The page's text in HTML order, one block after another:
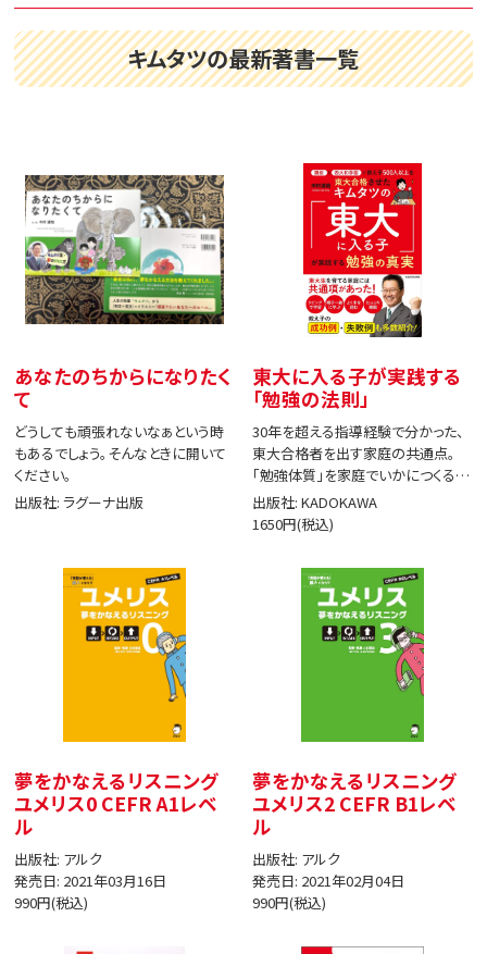
キムタツの最新著書一覧
あなたのちからになりたく
て
どうしても頑張れないなぁという時
もあるでしょう。そんなときに開いて
ください。
出版社: ラグーナ出版
東大に入る子が実践する
「勉強の法則」
30年を超える指導経験で分かった、
東大合格者を出す家庭の共通点。
「勉強体質」を家庭でいかにつくる
か。
出版社: KADOKAWA
1650円(税込)
夢をかなえるリスニング
ユメリス0 CEFR A1レベ
ル
出版社: アルク
発売日: 2021年03月16日
990円(税込)
夢をかなえるリスニング
ユメリス2 CEFR B1レベ
ル
出版社: アルク
発売日: 2021年02月04日
990円(税込)